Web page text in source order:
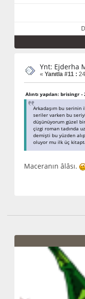
Ynt: Ejderha
« Yanıtla #11 :
Alıntı yapılan: brisingr
Arkadaşım bu serinin
seriler varken bu
düşünüyorum güzel
çizgi roman tadında
demişti bu yüzden
oluyor mu ilk üç
Maceranın âlâsı.